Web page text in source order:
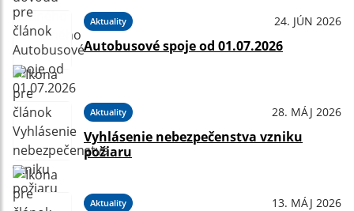
Aktuality 24. JÚN 2026
Autobusové spoje od 01.07.2026
Aktuality 28. MÁJ 2026
Vyhlásenie nebezpečenstva vzniku
požiaru
Aktuality 13. MÁJ 2026